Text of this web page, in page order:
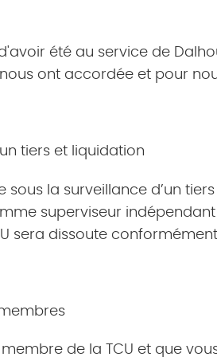
d'avoir été au service de
ont accordée et pour
tiers et liquidation
sous la surveillance d’un
superviseur
sera dissoute
membre de la TCU et que